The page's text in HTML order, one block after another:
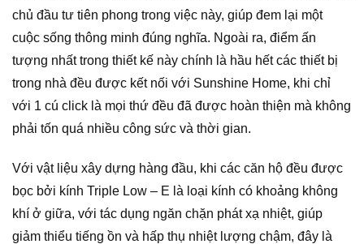
chủ đầu tư tiên phong trong việc này, giúp đem lại một
cuộc sống thông minh đúng nghĩa. Ngoài ra, điểm ấn
tượng nhất trong thiết kế này chính là hầu hết các thiết bị
trong nhà đều được kết nối với Sunshine Home, khi chỉ
với 1 cú click là mọi thứ đều đã được hoàn thiện mà không
phải tốn quá nhiều công sức và thời gian.
Với vật liệu xây dựng hàng đầu, khi các căn hộ đều được
bọc bởi kính Triple Low – E là loại kính có khoảng không
khí ở giữa, với tác dụng ngăn chặn phát xạ nhiệt, giúp
giảm thiểu tiếng ồn và hấp thụ nhiệt lượng chậm, đây là